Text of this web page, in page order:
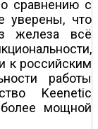
сравнению с
уверены, что
железа всё
к российским
работы
Keenetic
мощной